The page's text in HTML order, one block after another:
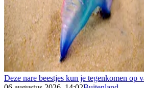
Deze nare beestjes kun je tegenkomen op